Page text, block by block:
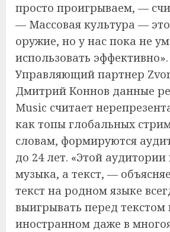
просто проигрываем, —
— Массовая культура —
оружие, но у нас пока не
использовать эффективно».
Управляющий партнер
Дмитрий Коннов данные
Music считает
как топы глобальных
словам, формируются
до 24 лет. «Этой
музыка, а текст, —
текст на родном языке
выигрывать перед текстом
иностранном даже в